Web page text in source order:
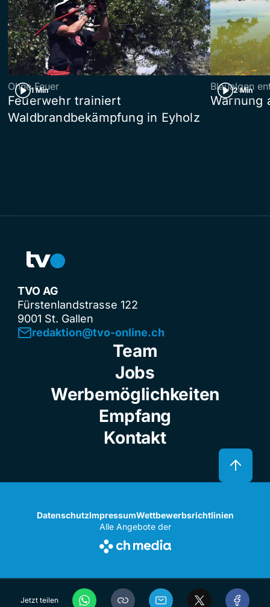
Jetzt teilen
1 Min
Ohne Feuer
Feuerwehr trainiert
Waldbrandbekämpfung in Eyholz
2 Min
Blaualgen
Warnung
TVO AG
Fürstenlandstrasse 122
9001 St. Gallen
redaktion@tvo-online.ch
Team
Jobs
Werbemöglichkeiten
Empfang
Kontakt
DatenschutzImpressumWettbewerbsrichtlinien
Alle Angebote der